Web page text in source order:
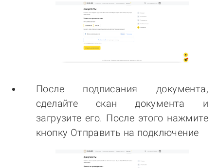
После подписания документа,
сделайте скан документа и
загрузите его. После этого нажмите
кнопку Отправить на подключение